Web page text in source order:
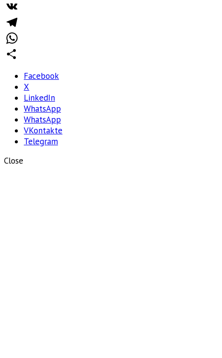
Facebook
VK
Telegram
WhatsApp
Facebook
X
LinkedIn
WhatsApp
WhatsApp
VKontakte
Telegram
Close